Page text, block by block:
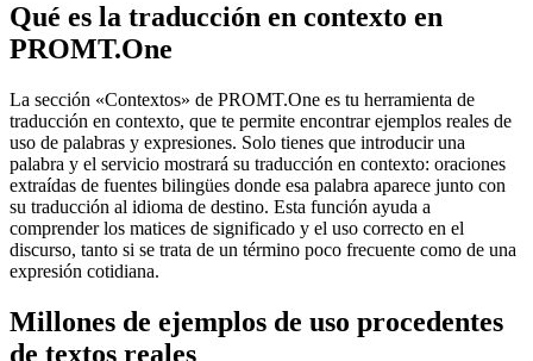
Qué es la traducción en contexto en
PROMT.One
La sección «Contextos» de PROMT.One es tu herramienta de
traducción en contexto, que te permite encontrar ejemplos reales de
uso de palabras y expresiones. Solo tienes que introducir una
palabra y el servicio mostrará su traducción en contexto: oraciones
extraídas de fuentes bilingües donde esa palabra aparece junto con
su traducción al idioma de destino. Esta función ayuda a
comprender los matices de significado y el uso correcto en el
discurso, tanto si se trata de un término poco frecuente como de una
expresión cotidiana.
Millones de ejemplos de uso procedentes
de textos reales